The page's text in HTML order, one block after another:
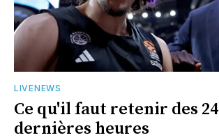
LIVENEWS
Ce qu'il faut retenir des 24
dernières heures